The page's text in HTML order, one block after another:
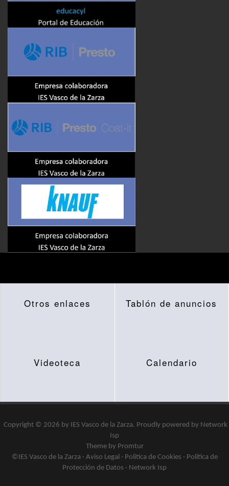
Otros enlaces Tablón de anuncios
Videoteca Calendario
Copyright © 2026 by IES Vasco de la Zarza. Proudly powered by Network
Isp
Theme by Promtur
©IES Vasco de la Zarza · Aviso Legal· Politica de Cookies · Política de
Protección de Datos · Network Isp